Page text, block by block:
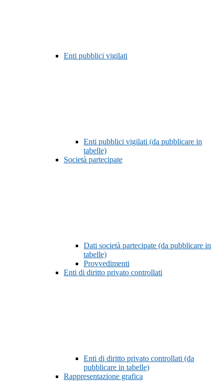
Enti pubblici vigilati
Enti pubblici vigilati (da pubblicare in
tabelle)
Società partecipate
Dati società partecipate (da pubblicare in
tabelle)
Provvedimenti
Enti di diritto privato controllati
Enti di diritto privato controllati (da
pubblicare in tabelle)
Rappresentazione grafica